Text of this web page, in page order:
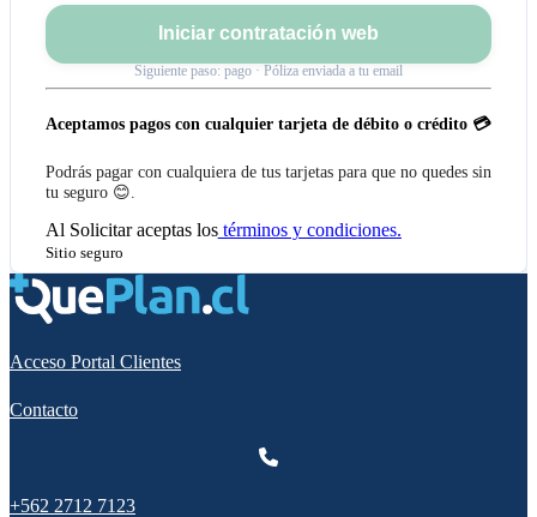
Iniciar contratación web
Siguiente paso: pago · Póliza enviada a tu email
Aceptamos pagos con cualquier tarjeta de débito o crédito 💳
Podrás pagar con cualquiera de tus tarjetas para que no quedes sin
tu seguro 😊.
Al Solicitaraceptas lostérminos y condiciones.
Sitio seguro
Acceso Portal Clientes
Contacto
+562 2712 7123